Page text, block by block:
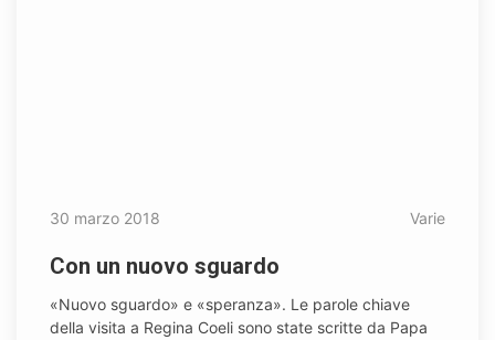
30 marzo 2018 Varie
Con un nuovo sguardo
«Nuovo sguardo» e «speranza». Le parole chiave
della visita a Regina Coeli sono state scritte da Papa